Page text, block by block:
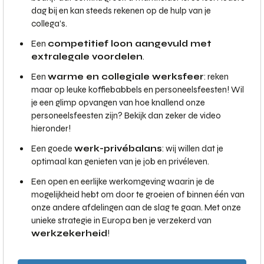
dag bij en kan steeds rekenen op de hulp van je
collega’s.
Een competitief loon aangevuld met
extralegale voordelen.
Een warme en collegiale werksfeer: reken
maar op leuke koffiebabbels en personeelsfeesten! Wil
je een glimp opvangen van hoe knallend onze
personeelsfeesten zijn? Bekijk dan zeker de video
hieronder!
Een goede werk-privébalans: wij willen dat je
optimaal kan genieten van je job en privéleven.
Een open en eerlijke werkomgeving waarin je de
mogelijkheid hebt om door te groeien of binnen één van
onze andere afdelingen aan de slag te gaan. Met onze
unieke strategie in Europa ben je verzekerd van
werkzekerheid!